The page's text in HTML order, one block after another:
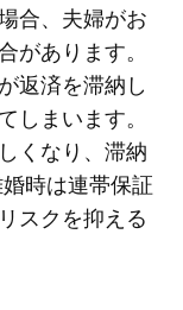
合、夫婦がお
があります。
返済を滞納し
しまいます。
くなり、滞納
時は連帯保証
スクを抑える